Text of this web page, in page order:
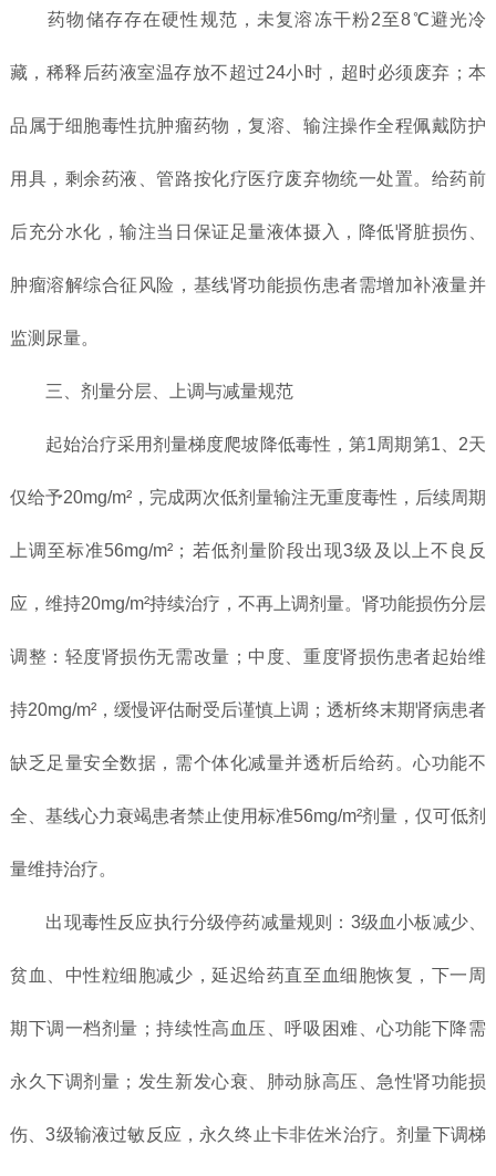
药物储存存在硬性规范，未复溶冻干粉2至8℃避光冷
藏，稀释后药液室温存放不超过24小时，超时必须废弃；本
品属于细胞毒性抗肿瘤药物，复溶、输注操作全程佩戴防护
用具，剩余药液、管路按化疗医疗废弃物统一处置。给药前
后充分水化，输注当日保证足量液体摄入，降低肾脏损伤、
肿瘤溶解综合征风险，基线肾功能损伤患者需增加补液量并
监测尿量。
三、剂量分层、上调与减量规范
起始治疗采用剂量梯度爬坡降低毒性，第1周期第1、2天
仅给予20mg/m²，完成两次低剂量输注无重度毒性，后续周期
上调至标准56mg/m²；若低剂量阶段出现3级及以上不良反
应，维持20mg/m²持续治疗，不再上调剂量。肾功能损伤分层
调整：轻度肾损伤无需改量；中度、重度肾损伤患者起始维
持20mg/m²，缓慢评估耐受后谨慎上调；透析终末期肾病患者
缺乏足量安全数据，需个体化减量并透析后给药。心功能不
全、基线心力衰竭患者禁止使用标准56mg/m²剂量，仅可低剂
量维持治疗。
出现毒性反应执行分级停药减量规则：3级血小板减少、
贫血、中性粒细胞减少，延迟给药直至血细胞恢复，下一周
期下调一档剂量；持续性高血压、呼吸困难、心功能下降需
永久下调剂量；发生新发心衰、肺动脉高压、急性肾功能损
伤、3级输液过敏反应，永久终止卡非佐米治疗。剂量下调梯